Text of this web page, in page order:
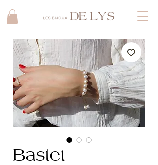
Bastet